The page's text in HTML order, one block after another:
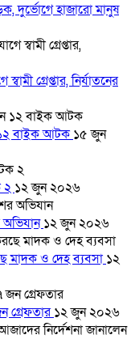
দুর্ভোগে হাজারো মানুষ
গ্রেপ্তার, নির্যাতনের
১২ বাইক আটক ১৫ জুন
২ ১২ জুন ২০২৬
১২ জুন ২০২৬
মাদক ও দেহ ব্যবসা ১২
গ্রেফতার১২ জুন ২০২৬